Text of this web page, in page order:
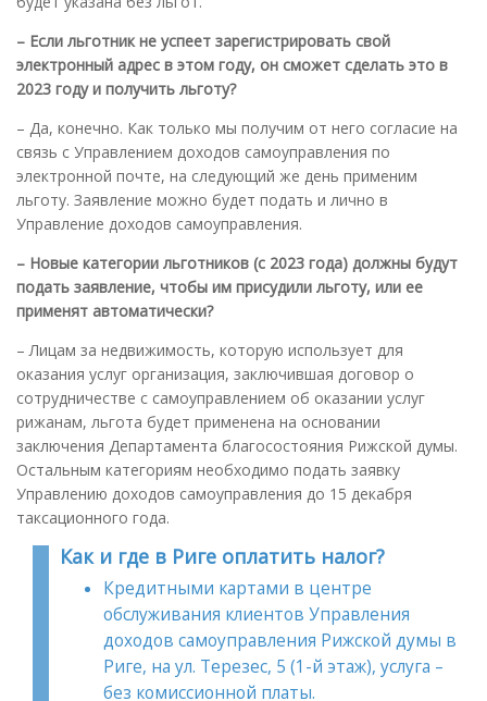
– Если льготник не успеет зарегистрировать свой
электронный адрес в этом году, он сможет сделать это в
2023 году и получить льготу?
– Да, конечно. Как только мы получим от него согласие на
связь с Управлением доходов самоуправления по
электронной почте, на следующий же день применим
льготу. Заявление можно будет подать и лично в
Управление доходов самоуправления.
– Новые категории льготников (с 2023 года) должны будут
подать заявление, чтобы им присудили льготу, или ее
применят автоматически?
– Лицам за недвижимость, которую использует для
оказания услуг организация, заключившая договор о
сотрудничестве с самоуправлением об оказании услуг
рижанам, льгота будет применена на основании
заключения Департамента благосостояния Рижской думы.
Остальным категориям необходимо подать заявку
Управлению доходов самоуправления до 15 декабря
таксационного года.
Как и где в Риге оплатить налог?
Кредитными картами в центре
обслуживания клиентов Управления
доходов самоуправления Рижской думы в
Риге, на ул. Терезес, 5 (1-й этаж), услуга –
без комиссионной платы.